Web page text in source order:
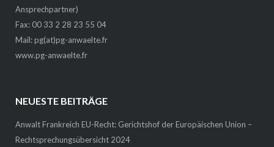
Ansprechpartner)
Fax: 00 33 2 28 23 55 04
Mail:pg(at)pg-anwaelte.fr
www.pg-anwaelte.fr
NEUESTE BEITRÄGE
Anwalt Frankreich EU-Recht: Gerichtshof der Europäischen Union –
Rechtsprechungsübersicht 2024